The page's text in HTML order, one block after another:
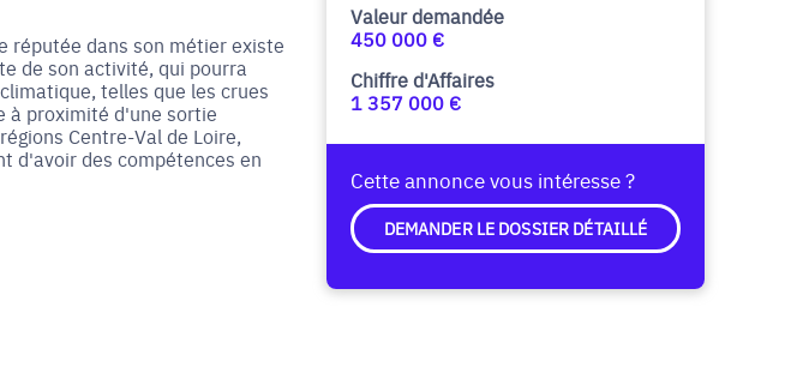
réputée dans son métier existe
de son activité, qui pourra
telles que les crues
à proximité d'une sortie
Centre-Val de Loire,
d'avoir des compétences en
Valeur demandée
450 000 €
Chiffre d'Affaires
1 357 000 €
Cette annonce vous intéresse ?
DEMANDER LE DOSSIER DÉTAILLÉ